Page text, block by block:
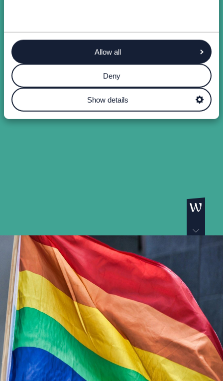
Allow all
Deny
Show details